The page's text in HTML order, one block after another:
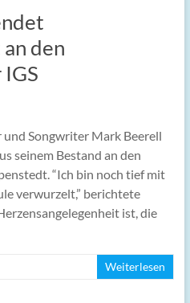
den
und Songwriter Mark Beerell
seinem Bestand an den
“Ich bin noch tief mit
verwurzelt,” berichtete
ist, die
Weiterlesen